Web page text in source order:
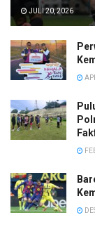
JULI 20, 2026